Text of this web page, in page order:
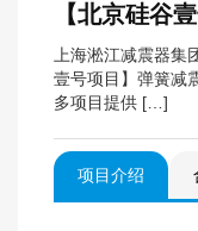
【北京硅谷
上海淞江减震器
壹号项目】弹簧减
多项目提供 […]
项目介绍